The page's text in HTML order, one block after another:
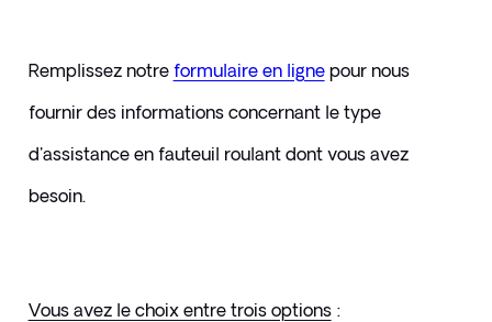
Remplissez notre formulaire en ligne pour nous
fournir des informations concernant le type
d'assistance en fauteuil roulant dont vous avez
besoin.
Vous avez le choix entre trois options :